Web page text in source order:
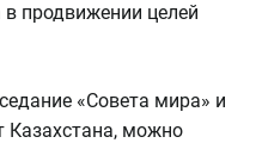
в продвижении целей
«Совета мира» и
Казахстана, можно